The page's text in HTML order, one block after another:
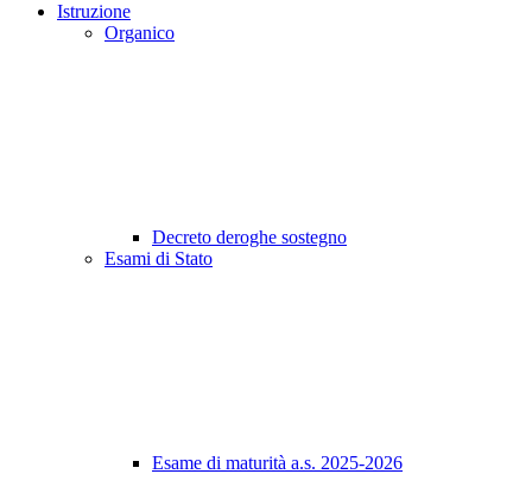
Istruzione
Organico
Decreto deroghe sostegno
Esami di Stato
Esame di maturità a.s. 2025-2026